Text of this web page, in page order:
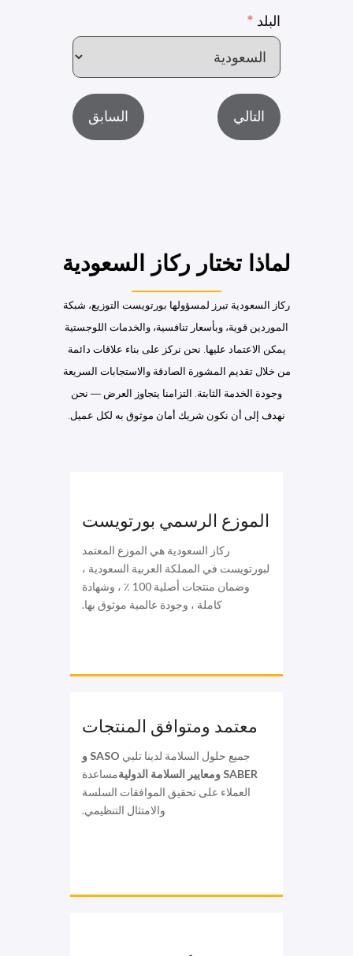
البلد
السابق التالي
لماذا تختار ركاز السعودية
ركاز السعودية تبرز لمسؤولها بورتويست التوزيع، شبكة
الموردين قوية، وبأسعار تنافسية، والخدمات اللوجستية
يمكن الاعتماد عليها. نحن نركز على بناء علاقات دائمة
من خلال تقديم المشورة الصادقة والاستجابات السريعة
وجودة الخدمة الثابتة. التزامنا يتجاوز العرض — نحن
نهدف إلى أن نكون شريك أمان موثوق به لكل عميل.
الموزع الرسمي بورتويست
ركاز السعودية هي الموزع المعتمد
لبورتويست في المملكة العربية السعودية ،
وضمان منتجات أصلية 100 ٪ ، وشهادة
كاملة ، وجودة عالمية موثوق بها.
معتمد ومتوافق المنتجات
جميع حلول السلامة لدينا تلبي
SASO و
SABER ومعايير السلامة الدولية
مساعدة
العملاء على تحقيق الموافقات السلسة
والامتثال التنظيمي.